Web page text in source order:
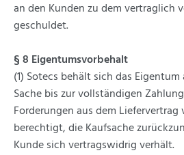
an den Kunden zu dem vertraglich
geschuldet.
§ 8 Eigentumsvorbehalt
(1) Sotecs behält sich das
Sache bis zur vollständigen
Forderungen aus dem Liefervertrag
berechtigt, die Kaufsache
Kunde sich vertragswidrig verhält.